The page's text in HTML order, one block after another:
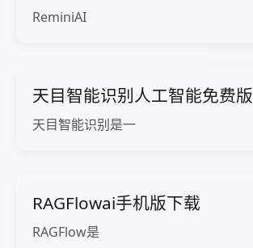
ReminiAI
天目智能识别人工智能免费版
天目智能识别是一
RAGFlowai手机版下载
RAGFlow是